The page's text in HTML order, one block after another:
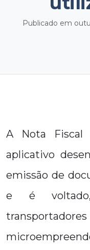
Publicado em
A Nota Fiscal
aplicativo
emissão de
e é voltado,